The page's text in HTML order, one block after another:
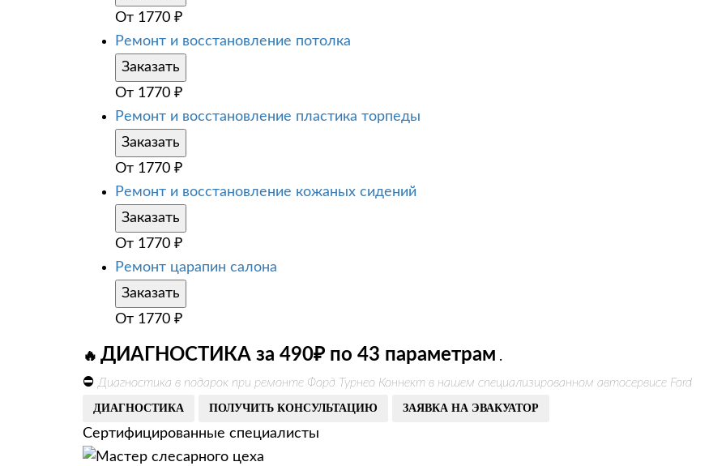
От 1770 ₽
Ремонт и восстановление потолка
Заказать
От 1770 ₽
Ремонт и восстановление пластика торпеды
Заказать
От 1770 ₽
Ремонт и восстановление кожаных сидений
Заказать
От 1770 ₽
Ремонт царапин салона
Заказать
От 1770 ₽
🔥 ДИАГНОСТИКА за 490₽ по 43 параметрам .
⛔ Диагностика в подарок при ремонте Форд Турнео Коннект в нашем специализированном автосервисе Ford
ДИАГНОСТИКА ПОЛУЧИТЬ КОНСУЛЬТАЦИЮ ЗАЯВКА НА ЭВАКУАТОР
Сертифицированные специалисты